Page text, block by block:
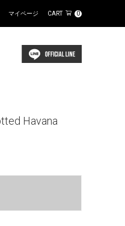
マイページ CART 0
Havana